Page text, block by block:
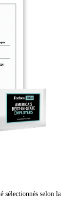
sélectionnés selon la